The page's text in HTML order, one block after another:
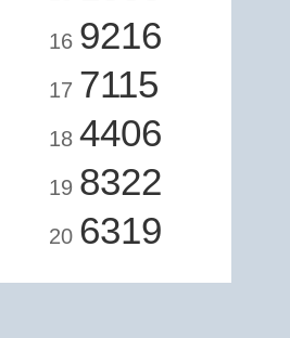
16 9216
17 7115
18 4406
19 8322
20 6319